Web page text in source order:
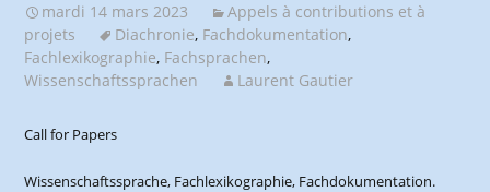
mardi 14 mars 2023
Appels à contributions et à
projets
Diachronie, Fachdokumentation,
Fachlexikographie, Fachsprachen,
Wissenschaftssprachen
Laurent Gautier
Call for Papers
Wissenschaftssprache, Fachlexikographie, Fachdokumentation.